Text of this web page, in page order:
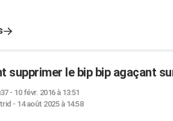
supprimer le bip bip agaçant
- 10 févr. 2016 à 13:51
- 14 août 2025 à 14:58